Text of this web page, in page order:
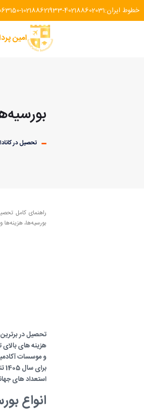
خطوط ایران: 102188621933-402188602031
امین
تحصیل در کانادا
راهنمای کامل
بورسیه‌ها، هزینه‌ها و مسیر اقامت دائم برای دانشجویان بین‌المللی.
تحصیل در
هزینه های بالای
و موسسات
استعداد های
انواع